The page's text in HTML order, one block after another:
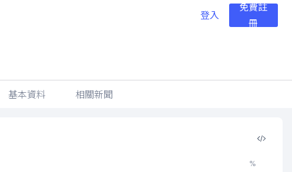
登入
免費註
冊
基本資料 相關新聞